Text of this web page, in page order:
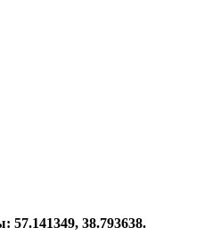
57.141349, 38.793638.